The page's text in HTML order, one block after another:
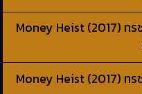
Money Heist (2017) ท
Money Heist (2017) ท